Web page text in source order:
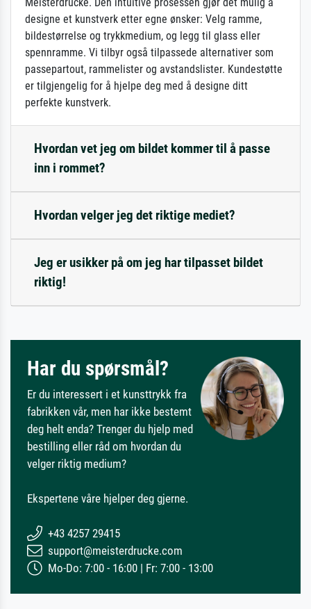
designe et kunstverk etter egne ønsker: Velg ramme,
bildestørrelse og trykkmedium, og legg til glass eller
spennramme. Vi tilbyr også tilpassede alternativer som
passepartout, rammelister og avstandslister. Kundestøtte
er tilgjengelig for å hjelpe deg med å designe ditt
perfekte kunstverk.
Hvordan vet jeg om bildet kommer til å passe
inn i rommet?
Hvordan velger jeg det riktige mediet?
Jeg er usikker på om jeg har tilpasset bildet
riktig!
Har du spørsmål?
Er du interessert i et kunsttrykk fra
fabrikken vår, men har ikke bestemt
deg helt enda? Trenger du hjelp med
bestilling eller råd om hvordan du
velger riktig medium?
Ekspertene våre hjelper deg gjerne.
+43 4257 29415
support@meisterdrucke.com
Mo-Do: 7:00 - 16:00 | Fr: 7:00 - 13:00